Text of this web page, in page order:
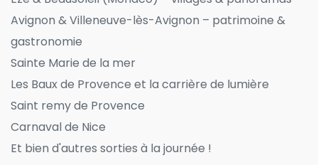
Avignon & Villeneuve-lès-Avignon – patrimoine &
gastronomie
Sainte Marie de la mer
Les Baux de Provence et la carrière de lumière
Saint remy de Provence
Carnaval de Nice
Et bien d'autres sorties à la journée !